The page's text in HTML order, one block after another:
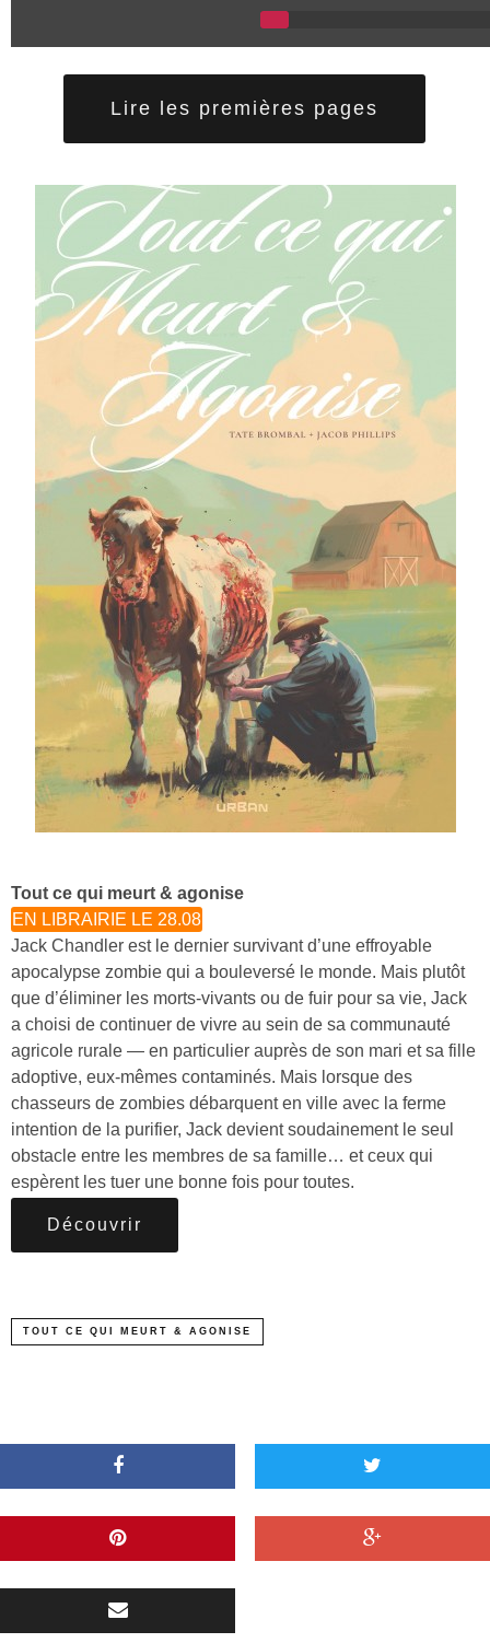
Lire les premières pages
Tout ce qui meurt & agonise
EN LIBRAIRIE LE 28.08
Jack Chandler est le dernier survivant d’une effroyable
apocalypse zombie qui a bouleversé le monde. Mais plutôt
que d’éliminer les morts-vivants ou de fuir pour sa vie, Jack
a choisi de continuer de vivre au sein de sa communauté
agricole rurale — en particulier auprès de son mari et sa fille
adoptive, eux-mêmes contaminés. Mais lorsque des
chasseurs de zombies débarquent en ville avec la ferme
intention de la purifier, Jack devient soudainement le seul
obstacle entre les membres de sa famille… et ceux qui
espèrent les tuer une bonne fois pour toutes.
Découvrir
TOUT CE QUI MEURT & AGONISE